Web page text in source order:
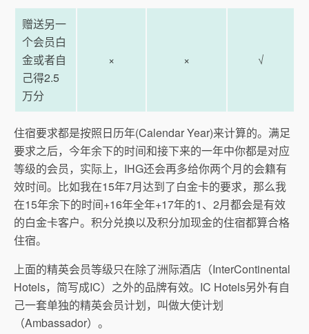
赠送另一
个会员白
金或者自
己得2.5
万分
× × √
住宿要求都是按照日历年(Calendar Year)来计算的。满足
要求之后，今年余下的时间和接下来的一年中你都是对应
等级的会员，实际上，IHG还会再多给你两个月的会籍有
效时间。比如我在15年7月达到了白金卡的要求，那么我
在15年余下的时间+16年全年+17年的1、2月都会是有效
的白金卡客户。积分兑换以及积分加现金的住宿都算合格
住宿。
上面的精英会员等级只在除了洲际酒店（InterContinental
Hotels，简写成IC）之外的品牌有效。IC Hotels另外有自
己一套单独的精英会员计划，叫做大使计划
（Ambassador）。